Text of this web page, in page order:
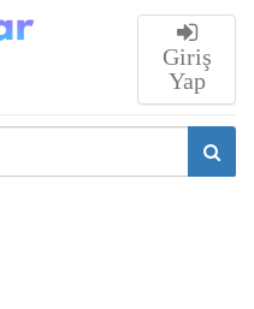
Giriş
Yap